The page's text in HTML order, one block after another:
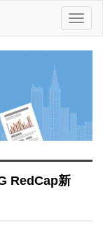
中
国
RedCap新